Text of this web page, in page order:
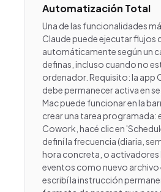
Automatización Total
Una de las funcionalidades
Claude puede ejecutar flujos
automáticamente según un
definas, incluso cuando no
ordenador. Requisito: la app
debe permanecer activa en
Mac puede funcionar en la
crear una tarea programada:
Cowork, hacé clic en
definí la frecuencia (diaria,
hora concreta, o activadores
eventos como nuevo archivo
escribí la instrucción